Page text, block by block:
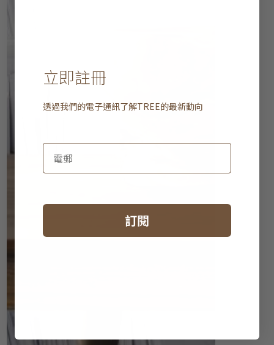
立即註冊
透過我們的電子通訊了解TREE的最新動向
訂閱